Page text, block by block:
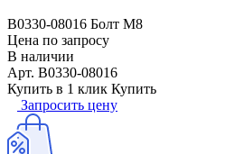
B0330-08016 Болт М8
Цена по запросу
В наличии
Арт. B0330-08016
Купить в 1 клик Купить
Запросить цену